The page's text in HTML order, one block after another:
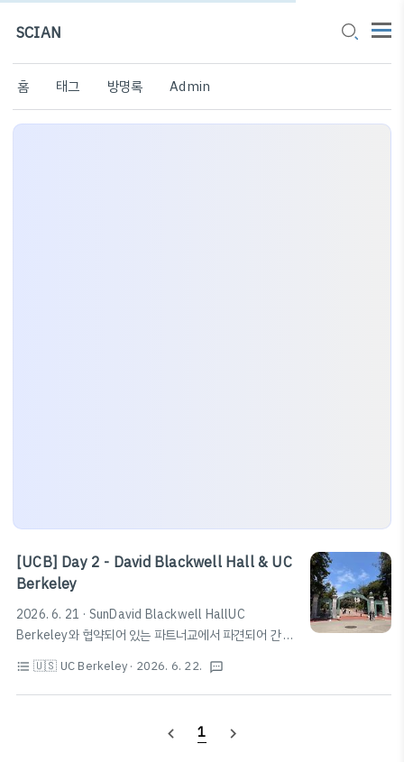
SCIAN
홈 태그 방명록 Admin
[UCB] Day 2 - David Blackwell Hall & UC
Berkeley
2026. 6. 21 · SunDavid Blackwell HallUC
Berkeley와 협약되어 있는 파트너교에서 파견되어 간 것
으로, 자칭 'Premium-style rooms'라는 David
Blackwell Hall 기숙사에 배정되어 두 달간 생활하게 되
었다. Blackwell Hall - HousingBlackwell Hall
davidblackwellhall@americancampus.com | Mail
format_list_bulleted 🇺🇸 UC Berkeley · 2026. 6. 22. textsms
navigate_before 1 navigate_next